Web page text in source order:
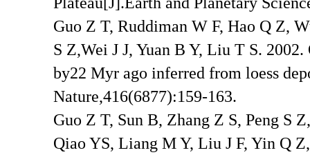
Guo Z T, Ruddiman W F, Hao Q Z,
S Z,Wei J J, Yuan B Y, Liu T S.
by22 Myr ago inferred from loess
Nature,416(6877):159-163.
Guo Z T, Sun B, Zhang Z S, Peng S
Qiao YS, Liang M Y, Liu J F, Yin Q